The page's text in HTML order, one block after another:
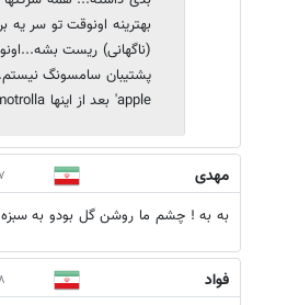
بهترینه اونوقت تو سر
(ناگهانی) ریست
'apple بعد از اینها nokia'sagem'black berry'motrolla
مهدی
به به ! چشم ما روشن گل بودو به
فواد